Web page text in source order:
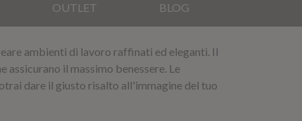
OUTLET BLOG
ambienti di lavoro raffinati ed eleganti. Il
il massimo benessere. Le
dare il giusto risalto all'immagine del tuo